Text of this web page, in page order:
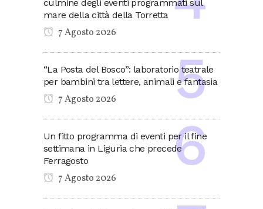
culmine degli eventi programmati sul
mare della città della Torretta
7 Agosto 2026
“La Posta del Bosco”: laboratorio teatrale
per bambini tra lettere, animali e fantasia
7 Agosto 2026
Un fitto programma di eventi per il fine
settimana in Liguria che precede
Ferragosto
7 Agosto 2026